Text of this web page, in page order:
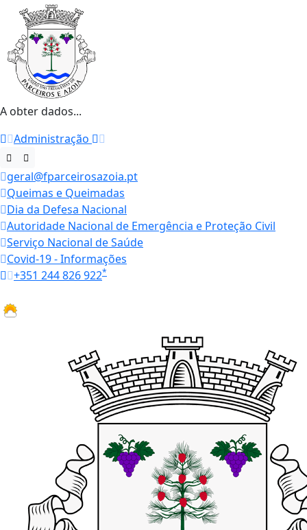
A obter dados...
Administração
geral@fparceirosazoia.pt
Queimas e Queimadas
Dia da Defesa Nacional
Autoridade Nacional de Emergência e Proteção Civil
Serviço Nacional de Saúde
Covid-19 - Informações
+351 244 826 922*